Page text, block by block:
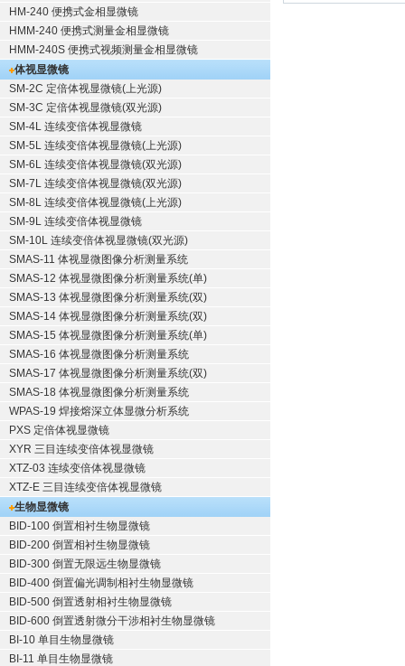
HM-240 便携式金相显微镜
HMM-240 便携式测量金相显微镜
HMM-240S 便携式视频测量金相显微镜
体视显微镜
SM-2C 定倍体视显微镜(上光源)
SM-3C 定倍体视显微镜(双光源)
SM-4L 连续变倍体视显微镜
SM-5L 连续变倍体视显微镜(上光源)
SM-6L 连续变倍体视显微镜(双光源)
SM-7L 连续变倍体视显微镜(双光源)
SM-8L 连续变倍体视显微镜(上光源)
SM-9L 连续变倍体视显微镜
SM-10L 连续变倍体视显微镜(双光源)
SMAS-11 体视显微图像分析测量系统
SMAS-12 体视显微图像分析测量系统(单)
SMAS-13 体视显微图像分析测量系统(双)
SMAS-14 体视显微图像分析测量系统(双)
SMAS-15 体视显微图像分析测量系统(单)
SMAS-16 体视显微图像分析测量系统
SMAS-17 体视显微图像分析测量系统(双)
SMAS-18 体视显微图像分析测量系统
WPAS-19 焊接熔深立体显微分析系统
PXS 定倍体视显微镜
XYR 三目连续变倍体视显微镜
XTZ-03 连续变倍体视显微镜
XTZ-E 三目连续变倍体视显微镜
生物显微镜
BID-100 倒置相衬生物显微镜
BID-200 倒置相衬生物显微镜
BID-300 倒置无限远生物显微镜
BID-400 倒置偏光调制相衬生物显微镜
BID-500 倒置透射相衬生物显微镜
BID-600 倒置透射微分干涉相衬生物显微镜
BI-10 单目生物显微镜
BI-11 单目生物显微镜